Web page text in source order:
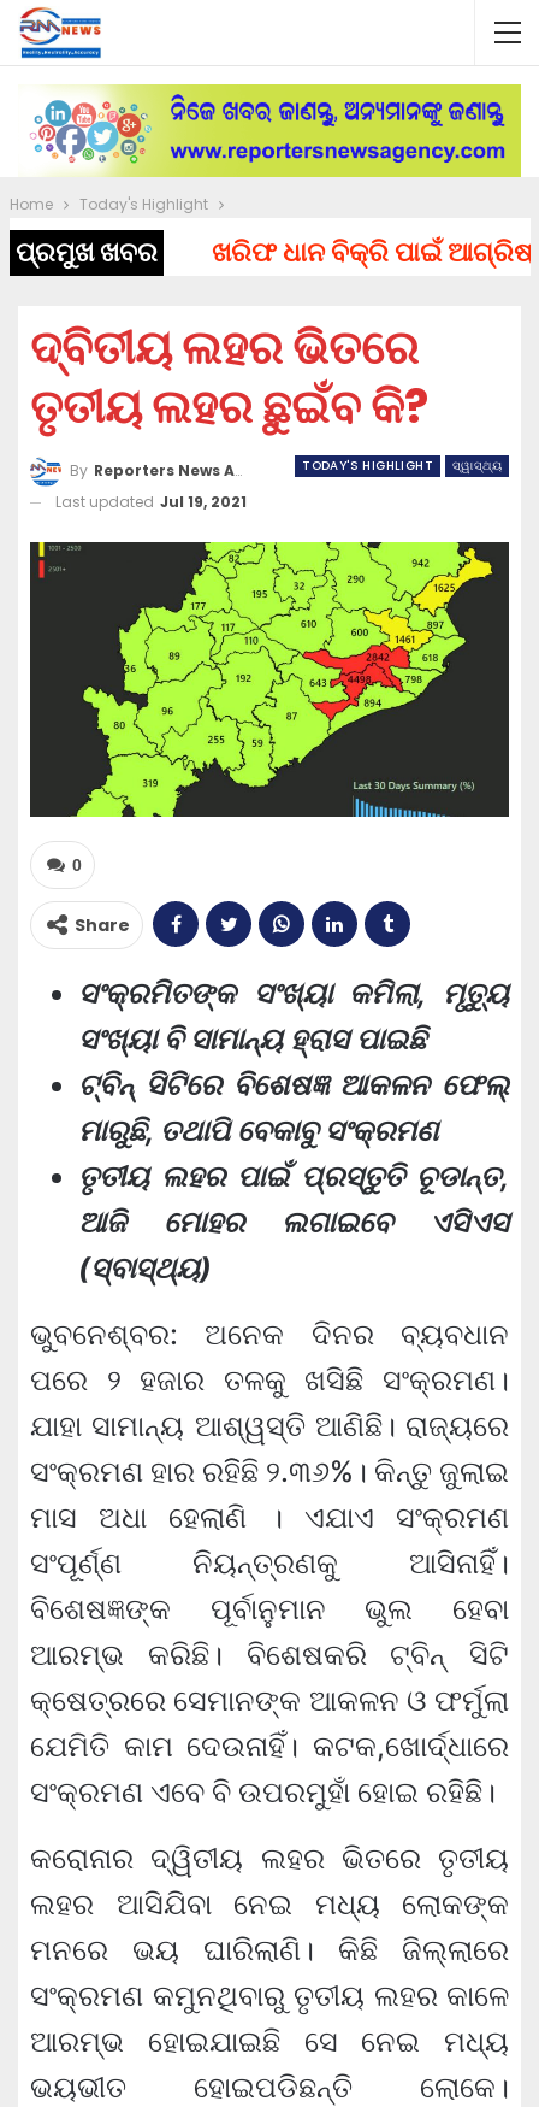
Home Today's Highlight
ପ୍ରମୁଖ ଖବର ଖରିଫ ଧାନ ବିକ୍ରି ପାଇଁ ଆଗ୍ରିଷ୍ଟାକ୍‌
ଦ୍ବିତୀୟ ଲହର ଭିତରେ
ତୃତୀୟ ଲହର ଛୁଇଁବ କି?
TODAY'S HIGHLIGHT ସ୍ୱାସ୍ଥ୍ୟ
By Reporters News Agency
Last updated Jul 19, 2021
0
Share
ସଂକ୍ରମିତଙ୍କ ସଂଖ୍ୟା କମିଲା, ମୃତ୍ୟୁ
ସଂଖ୍ୟା ବି ସାମାନ୍ୟ ହ୍ରାସ ପାଇଛି
ଟ୍ବିନ୍ ସିଟିରେ ବିଶେଷଜ୍ଞ ଆକଳନ ଫେଲ୍
ମାରୁଛି, ତଥାପି ବେକାବୁ ସଂକ୍ରମଣ
ତୃତୀୟ ଲହର ପାଇଁ ପ୍ରସ୍ତୁତି ଚୂଡାନ୍ତ,
ଆଜି ମୋହର ଲଗାଇବେ ଏସିଏସ
(ସ୍ବାସ୍ଥ୍ୟ)
ଭୁବନେଶ୍ବର: ଅନେକ ଦିନର ବ୍ୟବଧାନ
ପରେ ୨ ହଜାର ତଳକୁ ଖସିଛି ସଂକ୍ରମଣ।
ଯାହା ସାମାନ୍ୟ ଆଶ୍ୱସ୍ତି ଆଣିଛି। ରାଜ୍ୟରେ
ସଂକ୍ରମଣ ହାର ରହିିଛି ୨.୩୬%। କିନ୍ତୁ ଜୁଲାଇ
ମାସ ଅଧା ହେଲାଣି । ଏଯାଏ ସଂକ୍ରମଣ
ସଂପୂର୍ଣ୍ଣ ନିୟନ୍ତ୍ରଣକୁ ଆସିନାହିଁ।
ବିଶେଷଜ୍ଞଙ୍କ ପୂର୍ବାନୁମାନ ଭୁଲ ହେବା
ଆରମ୍ଭ କରିଛି। ବିଶେଷକରି ଟ୍ବିନ୍ ସିଟି
କ୍ଷେତ୍ରରେ ସେମାନଙ୍କ ଆକଳନ ଓ ଫର୍ମୁଲା
ଯେମିତି କାମ ଦେଉନାହିଁ। କଟକ,ଖୋର୍ଦ୍ଧାରେ
ସଂକ୍ରମଣ ଏବେ ବି ଉପରମୁହାଁ ହୋଇ ରହିଛି।
କରୋନାର ଦ୍ୱିତୀୟ ଲହର ଭିତରେ ତୃତୀୟ
ଲହର ଆସିଯିବା ନେଇ ମଧ୍ୟ ଲୋକଙ୍କ
ମନରେ ଭୟ ଘାରିଲାଣି। କିଛି ଜିଲ୍ଲାରେ
ସଂକ୍ରମଣ କମୁନଥିବାରୁ ତୃତୀୟ ଲହର କାଳେ
ଆରମ୍ଭ ହୋଇଯାଇଛି ସେ ନେଇ ମଧ୍ୟ
ଭୟଭୀତ ହୋଇପଡିଛନ୍ତି ଲୋକେ।